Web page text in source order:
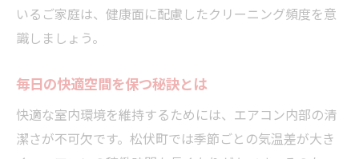
業者選びで重視すべきポイント一覧表
口コミや評判をどう活用する？
業者サービス内容の比較と選び方
見積もり時に確認するべき注意点
効率的なメンテナンス時期の見極め方を解説
いるご家庭は、健康面に配慮したクリーニング頻度を意
識しましょう。
毎日の快適空間を保つ秘訣とは
快適な室内環境を維持するためには、エアコン内部の清
潔さが不可欠です。松伏町では季節ごとの気温差が大き